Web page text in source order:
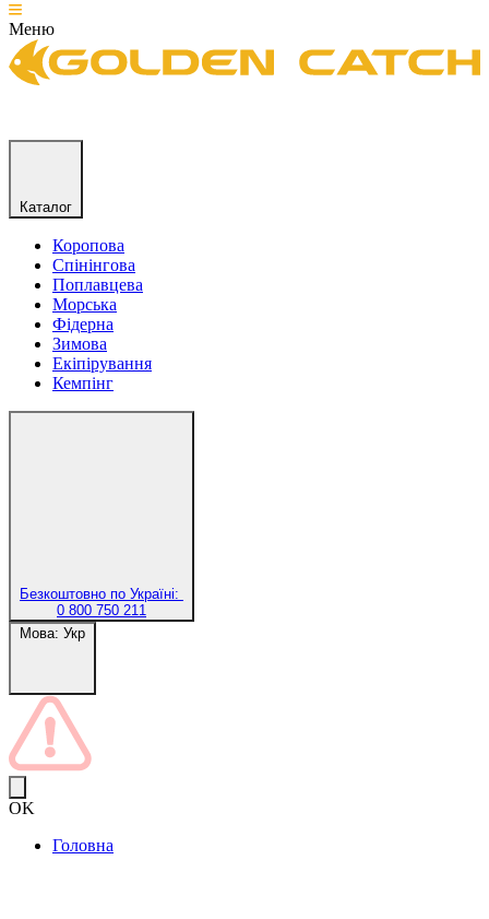
Меню
Каталог
Коропова
Спінінгова
Поплавцева
Морська
Фідерна
Зимова
Екіпірування
Кемпінг
Безкоштовно по Україні:
0 800 750 211
Мова: Укр
OK
Головна